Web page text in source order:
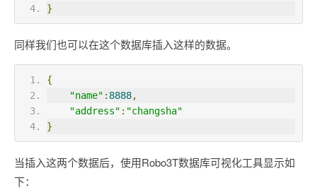
}
同样我们也可以在这个数据库插入这样的数据。
{
"name" : 8888,
"address" : "changsha"
}
当插入这两个数据后，使用Robo3T数据库可视化工具显示如
下：